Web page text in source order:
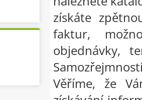
získáte
faktur,
objednávky,
Věříme, že